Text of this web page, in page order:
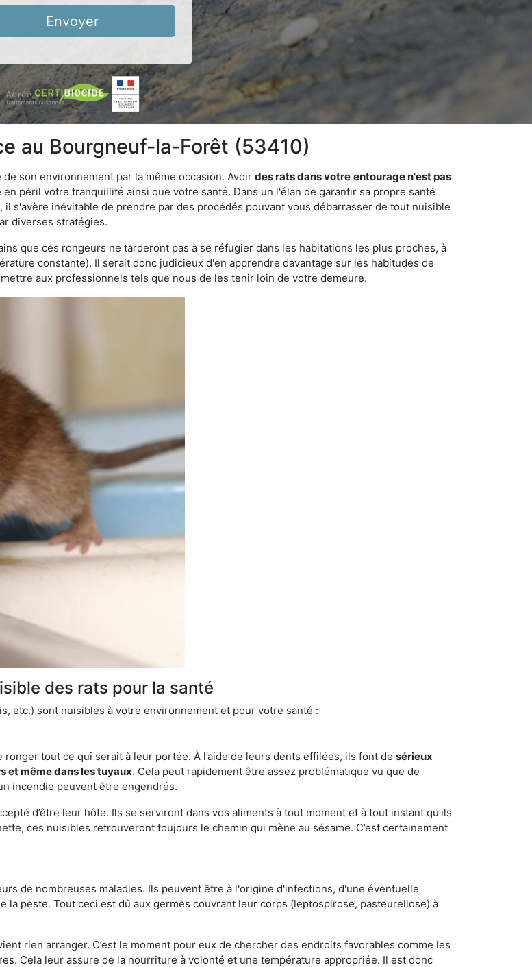
Envoyer
au Bourgneuf-la-Forêt (53410)
son environnement par la même occasion. Avoir des rats dans votre entourage n'est pas
péril votre tranquillité ainsi que votre santé. Dans un l'élan de garantir sa propre santé
s'avère inévitable de prendre par des procédés pouvant vous débarrasser de tout nuisible
diverses stratégies.
que ces rongeurs ne tarderont pas à se réfugier dans les habitations les plus proches, à
constante). Il serait donc judicieux d'en apprendre davantage sur les habitudes de
aux professionnels tels que nous de les tenir loin de votre demeure.
des rats pour la santé
etc.) sont nuisibles à votre environnement et pour votre santé :
tout ce qui serait à leur portée. À l’aide de leurs dents effilées, ils font de sérieux
et même dans les tuyaux. Cela peut rapidement être assez problématique vu que de
incendie peuvent être engendrés.
d’être leur hôte. Ils se serviront dans vos aliments à tout moment et à tout instant qu’ils
ces nuisibles retrouveront toujours le chemin qui mène au sésame. C’est certainement
de nombreuses maladies. Ils peuvent être à l'origine d'infections, d'une éventuelle
la peste. Tout ceci est dû aux germes couvrant leur corps (leptospirose, pasteurellose) à
rien arranger. C’est le moment pour eux de chercher des endroits favorables comme les
Cela leur assure de la nourriture à volonté et une température appropriée. Il est donc